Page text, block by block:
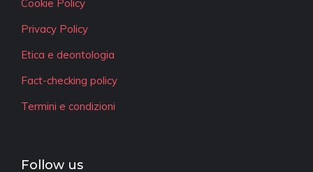
Cookie Policy
Privacy Policy
Etica e deontologia
Fact-checking policy
Termini e condizioni
Follow us